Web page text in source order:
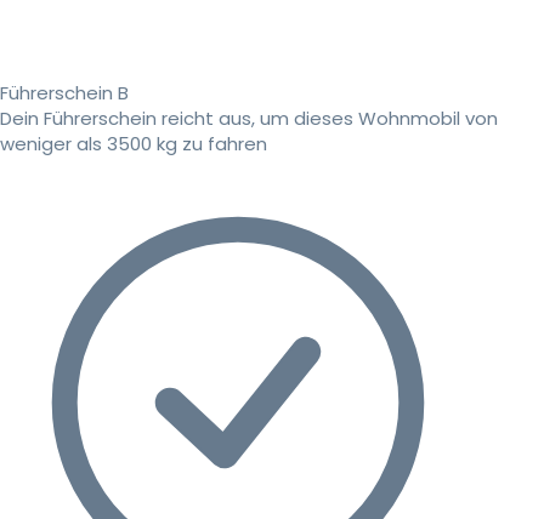
Führerschein B
Dein Führerschein reicht aus, um dieses Wohnmobil von
weniger als 3500 kg zu fahren